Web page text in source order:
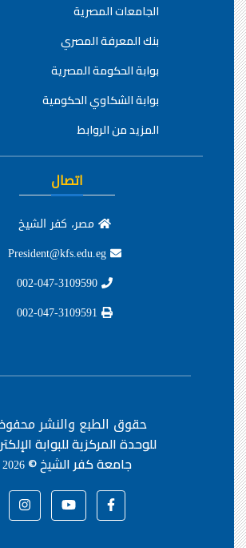
الجامعات المصرية
بنك المعرفة المصري
بوابة الحكومة المصرية
بوابة الشكاوي الحكومية
المزيد من الروابط
اتصال
مصر، كفر الشيخ
حقوق الطبع والنشر
للوحدة المركزية للبوابة
جامعة كفر الشيخ ©2026